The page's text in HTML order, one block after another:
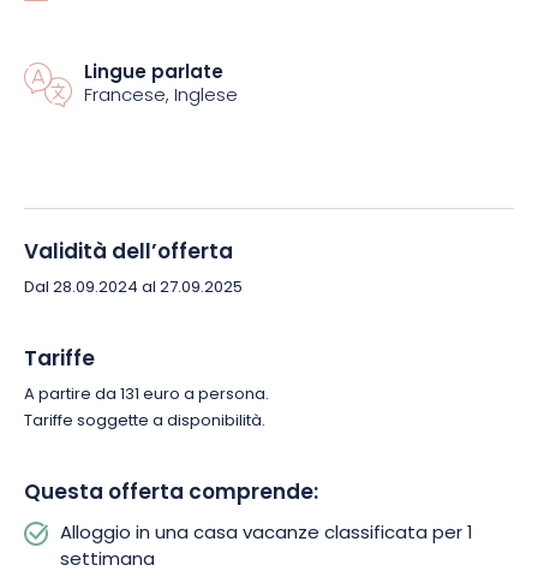
o andare in bicicletta negli Hautes Vosges offre tutti i vantaggi
di una vacanza davvero confortevole. Il vostro soggiorno
Potete scegliere tra diversi tipi di alloggio, tutti ugualmente
confortevoli. Optate per l’atmosfera accogliente di uno chalet
di montagna con vista sul lago, oppure preferite l’intimità di un
appartamento vicino al centro città.
Per tenervi occupati, è possibile aggiungere al programma
vacanza e provate il parapendio per una scarica di
adrenalina. Oppure cimentatevi negli sport acquatici:
pedalò… o giocate a paint-ball con la famiglia e gli amici. Per
un picnic improvvisato, il Parco Naturale Regionale dei Ballons
des Vosges è il posto giusto.
Lingue parlate
Francese, Inglese
Validità dell’offerta
Dal 28.09.2024 al 27.09.2025
Tariffe
A partire da 131 euro a persona.
Tariffe soggette a disponibilità.
Questa offerta comprende:
Alloggio in una casa vacanze classificata per 1
settimana